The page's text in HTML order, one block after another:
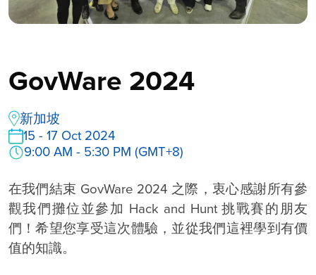
GovWare 2024
新加坡
15 - 17 Oct 2024
9:00 AM - 5:30 PM (GMT+8)
在我們結束 GovWare 2024 之際，衷心感謝所有參
觀我們攤位並參加 Hack and Hunt 挑戰賽的朋友
們！希望您享受這次體驗，並從我們這裡學到有價
值的知識。